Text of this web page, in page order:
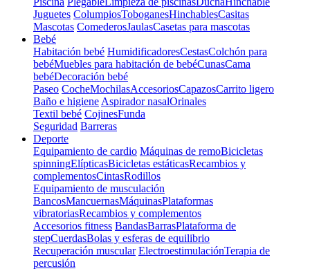
Juguetes ColumpiosToboganesHinchablesCasitas
Mascotas ComederosJaulasCasetas para mascotas
Bebé
Habitación bebé HumidificadoresCestasColchón para
bebéMuebles para habitación de bebéCunasCama
bebéDecoración bebé
Paseo CocheMochilasAccesoriosCapazosCarrito ligero
Baño e higiene Aspirador nasalOrinales
Textil bebé CojinesFunda
Seguridad Barreras
Deporte
Equipamiento de cardio Máquinas de remoBicicletas
spinningElípticasBicicletas estáticasRecambios y
complementosCintasRodillos
Equipamiento de musculación
BancosMancuernasMáquinasPlataformas
vibratoriasRecambios y complementos
Accesorios fitness BandasBarrasPlataforma de
stepCuerdasBolas y esferas de equilibrio
Recuperación muscular ElectroestimulaciónTerapia de
percusión